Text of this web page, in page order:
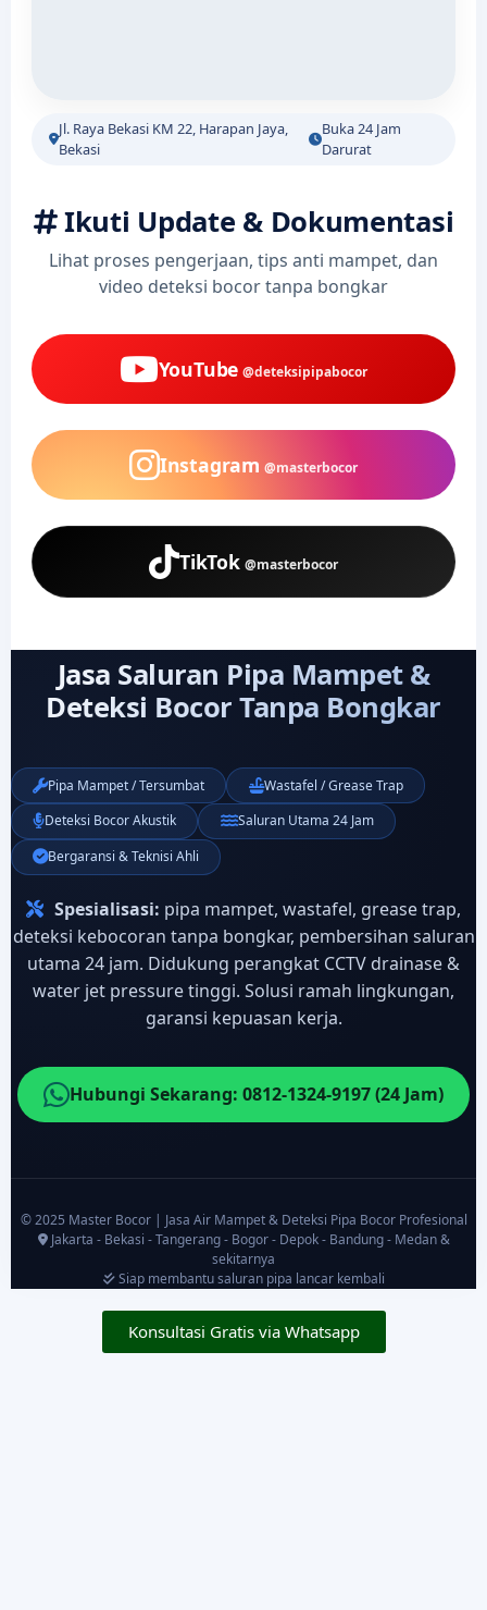
Jl. Raya Bekasi KM 22, Harapan Jaya,
Bekasi
Buka 24 Jam
Darurat
Ikuti Update & Dokumentasi
Lihat proses pengerjaan, tips anti mampet, dan
video deteksi bocor tanpa bongkar
YouTube @deteksipipabocor
Instagram @masterbocor
TikTok @masterbocor
Jasa Saluran Pipa Mampet &
Deteksi Bocor Tanpa Bongkar
Pipa Mampet / Tersumbat
Wastafel / Grease Trap
Deteksi Bocor Akustik
Saluran Utama 24 Jam
Bergaransi & Teknisi Ahli
Spesialisasi: pipa mampet, wastafel, grease trap,
deteksi kebocoran tanpa bongkar, pembersihan saluran
utama 24 jam. Didukung perangkat CCTV drainase &
water jet pressure tinggi. Solusi ramah lingkungan,
garansi kepuasan kerja.
Hubungi Sekarang: 0812-1324-9197 (24 Jam)
© 2025 Master Bocor | Jasa Air Mampet & Deteksi Pipa Bocor Profesional
Jakarta - Bekasi - Tangerang - Bogor - Depok - Bandung - Medan &
sekitarnya
Siap membantu saluran pipa lancar kembali
Konsultasi Gratis via Whatsapp